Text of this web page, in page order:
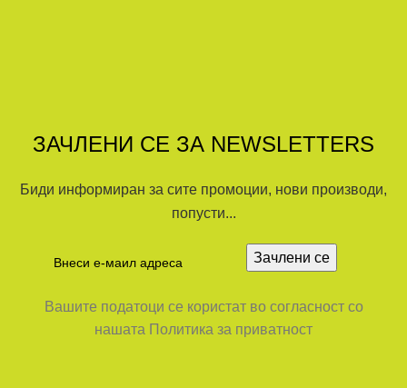
ЗАЧЛЕНИ СЕ ЗА NEWSLETTERS
Биди информиран за сите промоции, нови производи,
попусти...
Вашите податоци се користат во согласност со
нашата Политика за приватност